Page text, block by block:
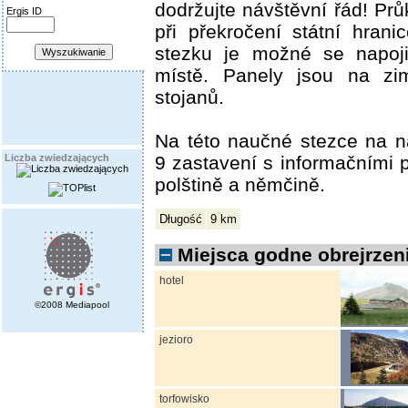
Ergis ID
Liczba zwiedzających
©2008 Mediapool
dodržujte návštěvní řád!
při překročení státní
stezku je možné se
místě. Panely jsou na
stojanů.
Na této naučné stezce na
9 zastavení s informačními
polštině a němčině.
Długość 9 km
Miejsca godne
hotel
jezioro
torfowisko